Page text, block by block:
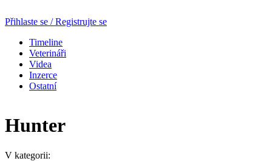
Přihlaste se / Registrujte se
Timeline
Veterináři
Videa
Inzerce
Ostatní
Hunter
V kategorii: